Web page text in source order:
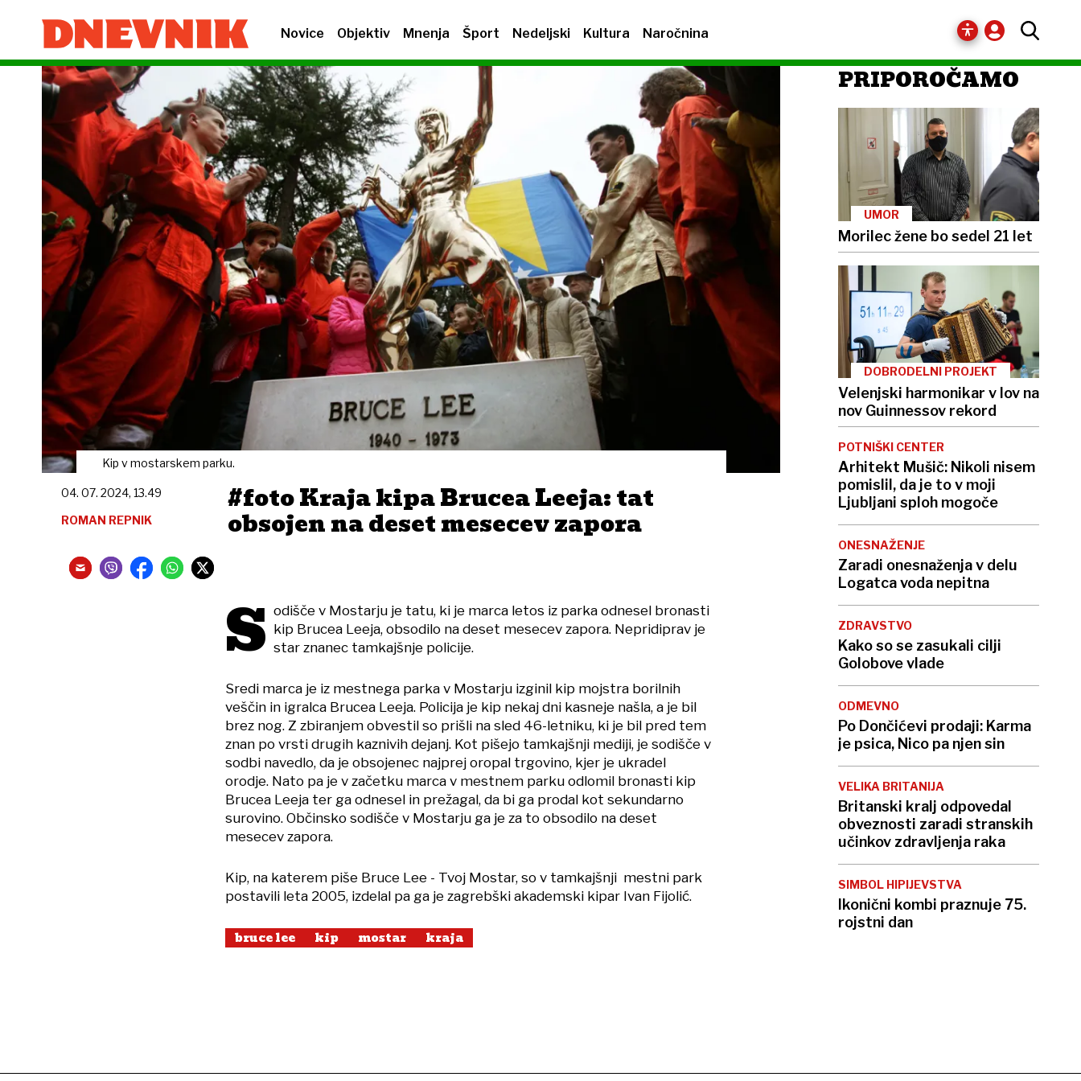
Novice Objektiv Mnenja Šport Nedeljski Kultura Naročnina
Kip v mostarskem parku.
#foto Kraja kipa Brucea Leeja: tat
obsojen na deset mesecev zapora
04. 07. 2024, 13.49
ROMAN REPNIK
S odišče v Mostarju je tatu, ki je marca letos iz parka odnesel bronasti
kip Brucea Leeja, obsodilo na deset mesecev zapora. Nepridiprav je
star znanec tamkajšnje policije.
Sredi marca je iz mestnega parka v Mostarju izginil kip mojstra borilnih
veščin in igralca Brucea Leeja. Policija je kip nekaj dni kasneje našla, a je bil
brez nog. Z zbiranjem obvestil so prišli na sled 46-letniku, ki je bil pred tem
znan po vrsti drugih kaznivih dejanj. Kot pišejo tamkajšnji mediji, je sodišče v
sodbi navedlo, da je obsojenec najprej oropal trgovino, kjer je ukradel
orodje. Nato pa je v začetku marca v mestnem parku odlomil bronasti kip
Brucea Leeja ter ga odnesel in prežagal, da bi ga prodal kot sekundarno
surovino. Občinsko sodišče v Mostarju ga je za to obsodilo na deset
mesecev zapora.
Kip, na katerem piše Bruce Lee - Tvoj Mostar, so v tamkajšnji mestni park
postavili leta 2005, izdelal pa ga je zagrebški akademski kipar Ivan Fijolić.
bruce lee kip mostar kraja
PRIPOROČAMO
UMOR
Morilec žene bo sedel 21 let
DOBRODELNI PROJEKT
Velenjski harmonikar v lov na
nov Guinnessov rekord
POTNIŠKI CENTER
Arhitekt Mušič: Nikoli nisem
pomislil, da je to v moji
Ljubljani sploh mogoče
ONESNAŽENJE
Zaradi onesnaženja v delu
Logatca voda nepitna
ZDRAVSTVO
Kako so se zasukali cilji
Golobove vlade
ODMEVNO
Po Dončićevi prodaji: Karma
je psica, Nico pa njen sin
VELIKA BRITANIJA
Britanski kralj odpovedal
obveznosti zaradi stranskih
učinkov zdravljenja raka
SIMBOL HIPIJEVSTVA
Ikonični kombi praznuje 75.
rojstni dan